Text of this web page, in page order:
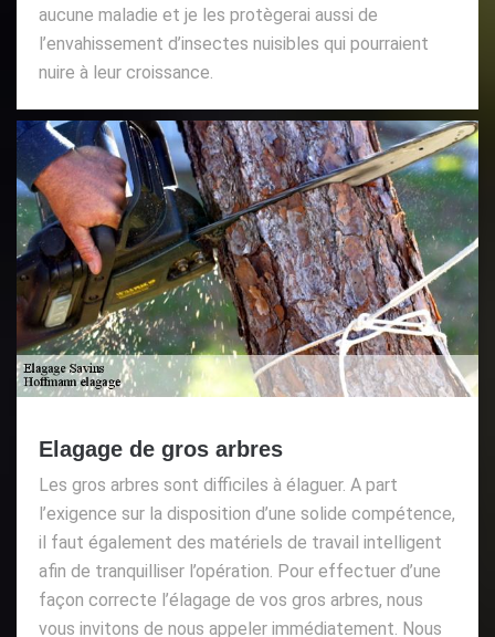
aucune maladie et je les protègerai aussi de
l’envahissement d’insectes nuisibles qui pourraient
nuire à leur croissance.
Elagage de gros arbres
Les gros arbres sont difficiles à élaguer. A part
l’exigence sur la disposition d’une solide compétence,
il faut également des matériels de travail intelligent
afin de tranquilliser l’opération. Pour effectuer d’une
façon correcte l’élagage de vos gros arbres, nous
vous invitons de nous appeler immédiatement. Nous